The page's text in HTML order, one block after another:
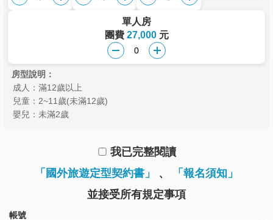
單人房
團費 27,000元
房型說明：
成人：滿12歲以上
兒童：2~11歲(未滿12歲)
嬰兒：未滿2歲
我已完整閱讀
「國外旅遊定型契約書」
、
「報名須知」
並接受所有規定事項
帳號